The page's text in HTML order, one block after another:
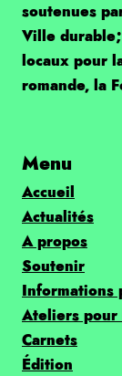
soutenues
Ville
locaux pour
romande, la
Menu
Accueil
Actualités
A propos
Soutenir
Informations
Ateliers pour
Carnets
Édition